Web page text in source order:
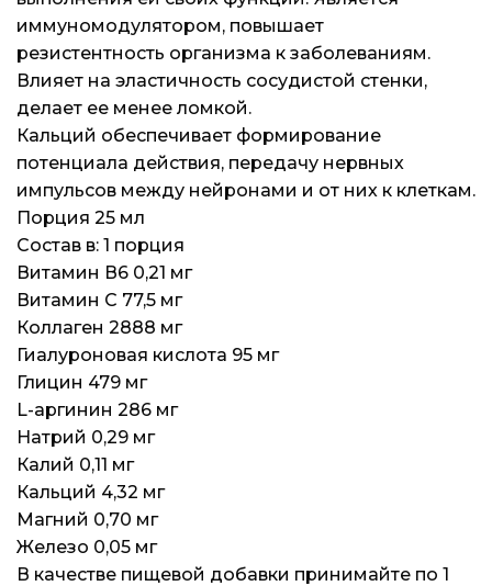
иммуномодулятором, повышает
резистентность организма к заболеваниям.
Влияет на эластичность сосудистой стенки,
делает ее менее ломкой.
Кальций обеспечивает формирование
потенциала действия, передачу нервных
импульсов между нейронами и от них к клеткам.
Порция 25 мл
Состав в: 1 порция
Витамин В6 0,21 мг
Витамин С 77,5 мг
Коллаген 2888 мг
Гиалуроновая кислота 95 мг
Глицин 479 мг
L-аргинин 286 мг
Натрий 0,29 мг
Калий 0,11 мг
Кальций 4,32 мг
Магний 0,70 мг
Железо 0,05 мг
В качестве пищевой добавки принимайте по 1